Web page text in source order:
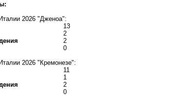
2026 "Дженоа":
13
2
2
0
2026 "Кремонезе":
11
1
2
0